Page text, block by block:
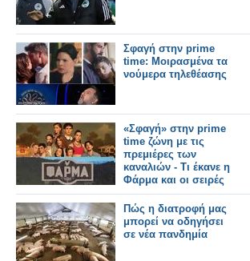
Σφαγή στην prime
time: Μοιρασμένα τα
νούμερα τηλεθέασης
«Σφαγή» στην prime
time ζώνη με τις
πρεμιέρες των
καναλιών - Tι έκανε η
Φάρμα και οι σειρές
στην ΕΡΤ1;
Πώς η διατροφή μας
μπορεί να οδηγήσει
σε νέα πανδημία